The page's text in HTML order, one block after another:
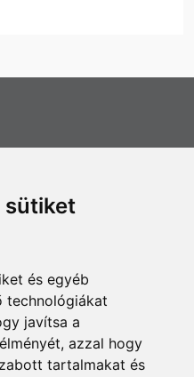
sütiket
és egyéb
technológiákat
javítsa a
azzal hogy
tartalmakat és
Garázsipar